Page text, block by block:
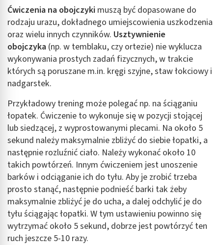
Ćwiczenia na obojczyki muszą być dopasowane do
rodzaju urazu, dokładnego umiejscowienia uszkodzenia
oraz wielu innych czynników. Usztywnienie
obojczyka (np. w temblaku, czy ortezie) nie wyklucza
wykonywania prostych zadań fizycznych, w trakcie
których są poruszane m.in. kręgi szyjne, staw łokciowy i
nadgarstek.
Przykładowy trening może polegać np. na ściąganiu
łopatek. Ćwiczenie to wykonuje się w pozycji stojącej
lub siedzącej, z wyprostowanymi plecami. Na około 5
sekund należy maksymalnie zbliżyć do siebie łopatki, a
następnie rozluźnić ciało. Należy wykonać około 10
takich powtórzeń. Innym ćwiczeniem jest unoszenie
barków i odciąganie ich do tyłu. Aby je zrobić trzeba
prosto stanąć, następnie podnieść barki tak żeby
maksymalnie zbliżyć je do ucha, a dalej odchylić je do
tyłu ściągając łopatki. W tym ustawieniu powinno się
wytrzymać około 5 sekund, dobrze jest powtórzyć ten
ruch jeszcze 5-10 razy.